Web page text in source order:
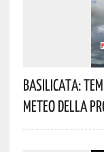
Basilicata:
Meteo Della